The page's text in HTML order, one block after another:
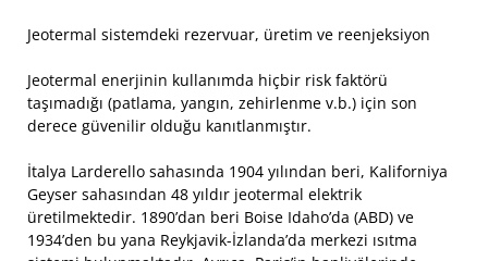
Jeotermal sistemdeki rezervuar, üretim ve reenjeksiyon
Jeotermal enerjinin kullanımda hiçbir risk faktörü
taşımadığı (patlama, yangın, zehirlenme v.b.) için son
derece güvenilir olduğu kanıtlanmıştır.
İtalya Larderello sahasında 1904 yılından beri, Kaliforniya
Geyser sahasından 48 yıldır jeotermal elektrik
üretilmektedir. 1890’dan beri Boise Idaho’da (ABD) ve
1934’den bu yana Reykjavik-İzlanda’da merkezi ısıtma